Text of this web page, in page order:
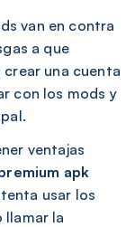
van en contra
a que
crear una cuenta
con los mods y
ventajas
apk
usar los
llamar la